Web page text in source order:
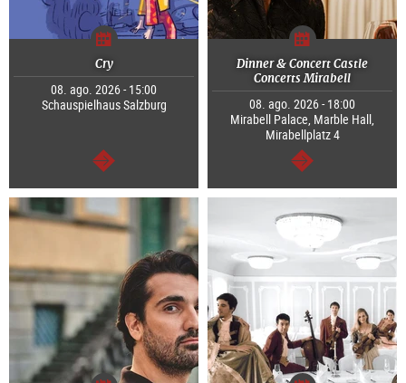
Cry
08. ago. 2026 - 15:00
Schauspielhaus Salzburg
continuar
Dinner & Concert Castle
Concerts Mirabell
08. ago. 2026 - 18:00
Mirabell Palace, Marble Hall,
Mirabellplatz 4
continuar